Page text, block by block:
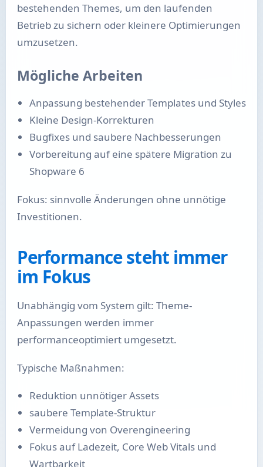
bestehenden Themes, um den laufenden
Betrieb zu sichern oder kleinere Optimierungen
umzusetzen.
Mögliche Arbeiten
Anpassung bestehender Templates und Styles
Kleine Design-Korrekturen
Bugfixes und saubere Nachbesserungen
Vorbereitung auf eine spätere Migration zu
Shopware 6
Fokus: sinnvolle Änderungen ohne unnötige
Investitionen.
Performance steht immer
im Fokus
Unabhängig vom System gilt: Theme-
Anpassungen werden immer
performanceoptimiert umgesetzt.
Typische Maßnahmen:
Reduktion unnötiger Assets
saubere Template-Struktur
Vermeidung von Overengineering
Fokus auf Ladezeit, Core Web Vitals und
Wartbarkeit